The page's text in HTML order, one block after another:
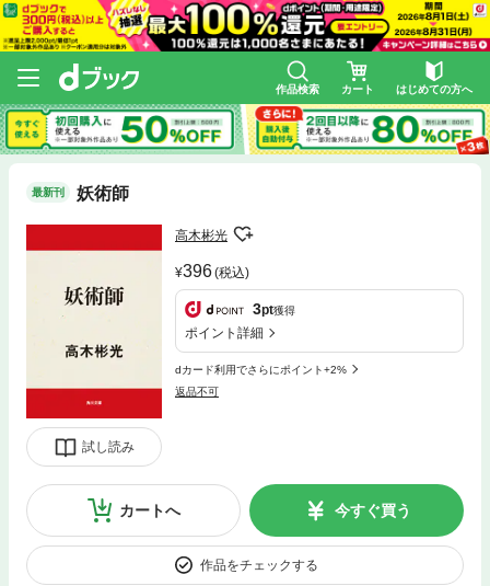
作品検索 カート はじめての方へ
最新刊 妖術師
試し読み
高木彬光
396(税込)
3pt獲得
ポイント詳細
dカード利用でさらにポイント+2%
返品不可
カートへ 今すぐ買う
作品をチェックする